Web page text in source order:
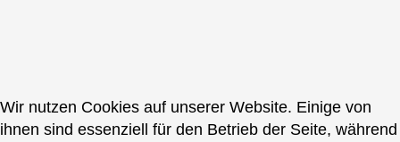
Wir nutzen Cookies auf unserer Website. Einige von
ihnen sind essenziell für den Betrieb der Seite, während